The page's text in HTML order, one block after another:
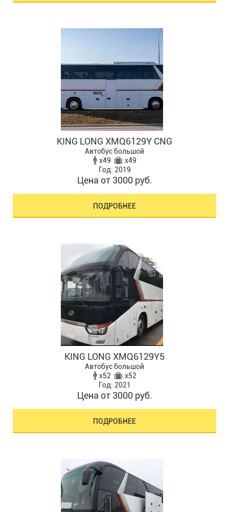
KING LONG XMQ6129Y CNG
Автобус большой
x49
x49
Год: 2019
Цена от 3000 руб.
ПОДРОБНЕЕ
KING LONG XMQ6129Y5
Автобус большой
x52
x52
Год: 2021
Цена от 3000 руб.
ПОДРОБНЕЕ